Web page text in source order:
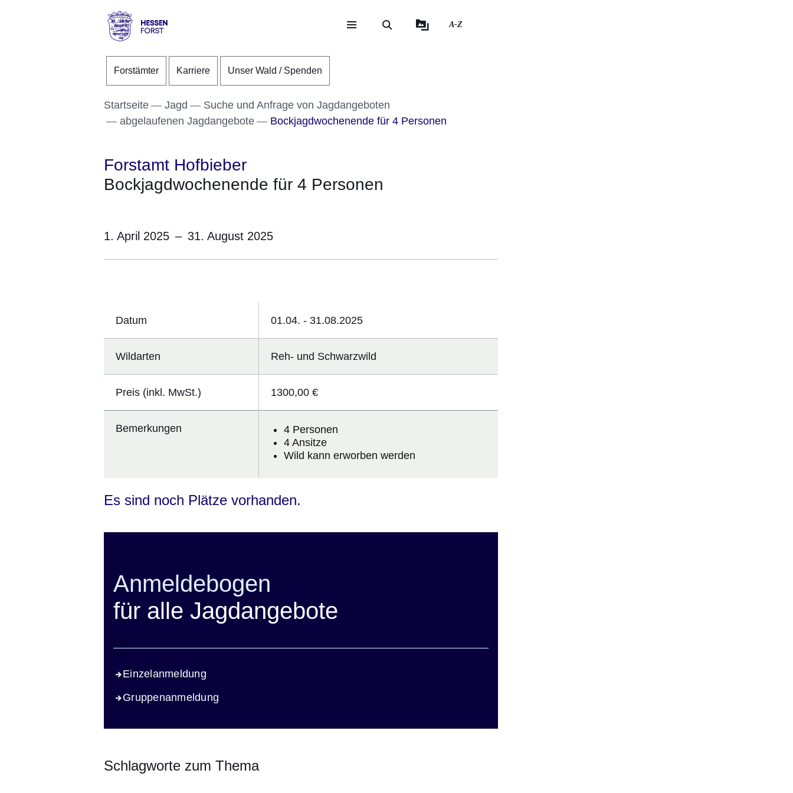
Direkt zum Kopf der Seite
Direkt zum Inhalt
Direkt zum Fuß der Seite
Forst
A-Z
Forstämter Karriere Unser Wald / Spenden
Startseite Jagd
Suche und Anfrage von Jagdangeboten
abgelaufenen Jagdangebote
Bockjagdwochenende für 4 Personen
Forstamt Hofbieber
Bockjagdwochenende für 4 Personen
1. April 2025 – 31. August 2025
Datum 01.04. - 31.08.2025
Wildarten Reh- und Schwarzwild
Preis (inkl. MwSt.) 1300,00 €
Bemerkungen
4 Personen
4 Ansitze
Wild kann erworben werden
Es sind noch Plätze vorhanden.
Anmeldebogen
für alle Jagdangebote
Einzelanmeldung
Gruppenanmeldung
Schlagworte zum Thema